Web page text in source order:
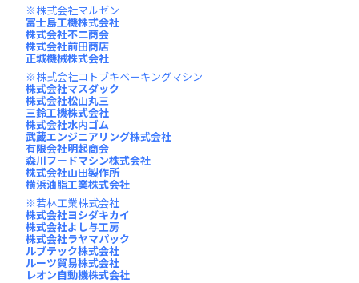
株式会社マルゼン
冨士島工機株式会社
株式会社不二商会
株式会社前田商店
正城機械株式会社
株式会社コトブキベーキングマシン
株式会社マスダック
株式会社松山丸三
三鈴工機株式会社
株式会社水内ゴム
武蔵エンジニアリング株式会社
有限会社明起商会
森川フードマシン株式会社
株式会社山田製作所
横浜油脂工業株式会社
若林工業株式会社
株式会社ヨシダキカイ
株式会社よし与工房
株式会社ラヤマパック
ルブテック株式会社
ルーツ貿易株式会社
レオン自動機株式会社